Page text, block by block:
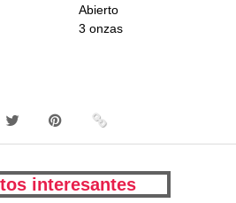
Abierto
3 onzas
interesantes